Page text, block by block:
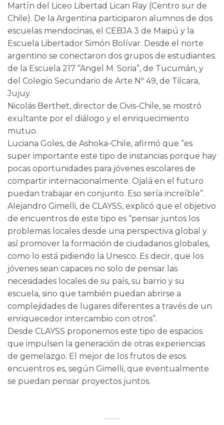
Martín del Liceo Libertad Lican Ray (Centro sur de
Chile). De la Argentina participaron alumnos de dos
escuelas mendocinas, el CEBJA 3 de Maipú y la
Escuela Libertador Simón Bolívar. Desde el norte
argentino se conectaron dos grupos de estudiantes:
de la Escuela 217 “Angel M. Soria”, de Tucumán, y
del Colegio Secundario de Arte Nº 49, de Tilcara,
Jujuy.
Nicolás Berthet, director de Civis-Chile, se mostró
exultante por el diálogo y el enriquecimiento
mutuo.
Luciana Goles, de Ashoka-Chile, afirmó que “es
super importante este tipo de instancias porque hay
pocas oportunidades para jóvenes escolares de
compartir internacionalmente. Ojalá en el futuro
puedan trabajar en conjunto. Eso sería increíble”.
Alejandro Gimelli, de CLAYSS, explicó que el objetivo
de encuentros de este tipo es “pensar juntos los
problemas locales desde una perspectiva global y
así promover la formación de ciudadanos globales,
como lo está pidiendo la Unesco. Es decir, que los
jóvenes sean capaces no solo de pensar las
necesidades locales de su país, su barrio y su
escuela, sino que también puedan abrirse a
complejidades de lugares diferentes a través de un
enriquecedor intercambio con otros”.
Desde CLAYSS proponemos este tipo de espacios
que impulsen la generación de otras experiencias
de gemelazgo. El mejor de los frutos de esos
encuentros es, según Gimelli, que eventualmente
se puedan pensar proyectos juntos.